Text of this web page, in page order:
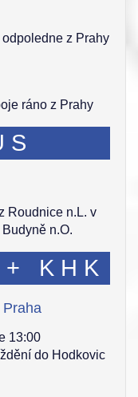
z Prahy
ráno z Prahy
Roudnice n.L. v
n.O.
KHK
13:00
do Hodkovic